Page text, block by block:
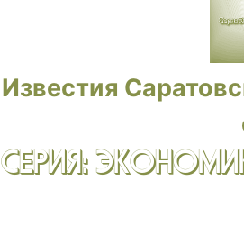
Известия
СЕРИЯ: